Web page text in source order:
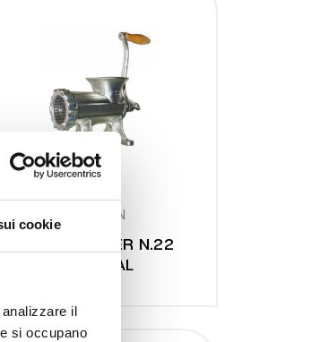
cookie
il
si occupano
8683 N
MEAT MINCER N.22
MANUAL